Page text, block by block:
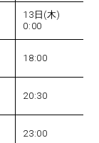
13日(木)
0:00
18:00
20:30
23:00